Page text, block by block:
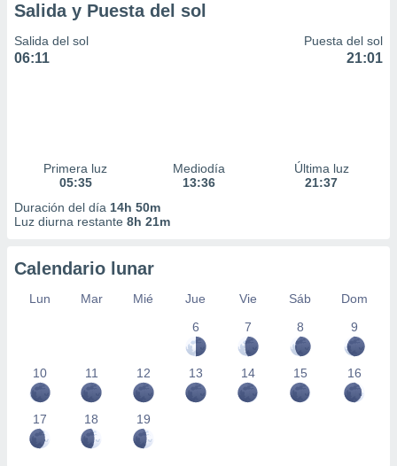
Salida y Puesta del sol
Salida del sol
06:11
Puesta del sol
21:01
Primera luz
05:35
Mediodía
13:36
Última luz
21:37
Duración del día 14h 50m
Luz diurna restante 8h 21m
Calendario lunar
Lun Mar Mié Jue Vie Sáb
Dom
6
7 8 9
10 11 12 13 14 15 16
17 18 19